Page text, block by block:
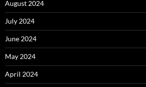
August 2024
July 2024
June 2024
May 2024
April 2024